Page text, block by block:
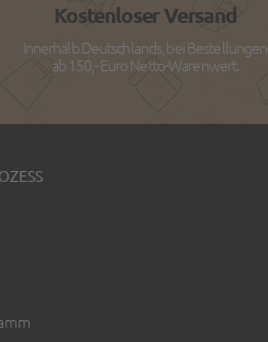
Kostenloser Versand
Innerhalb Deutschlands, bei Bestellungen
ab 150,- Euro Netto-Warenwert.